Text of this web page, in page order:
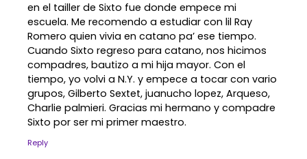
en el tailler de Sixto fue donde empece mi
escuela. Me recomendo a estudiar con lil Ray
Romero quien vivia en catano pa’ ese tiempo.
Cuando Sixto regreso para catano, nos hicimos
compadres, bautizo a mi hija mayor. Con el
tiempo, yo volvi a N.Y. y empece a tocar con vario
grupos, Gilberto Sextet, juanucho lopez, Arqueso,
Charlie palmieri. Gracias mi hermano y compadre
Sixto por ser mi primer maestro.
Reply